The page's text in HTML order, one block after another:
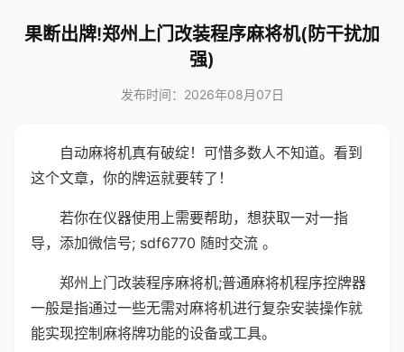
果断出牌!郑州上门改装程序麻将机(防干扰加
强)
发布时间：2026年08月07日
自动麻将机真有破绽！可惜多数人不知道。看到
这个文章，你的牌运就要转了！
若你在仪器使用上需要帮助，想获取一对一指
导，添加微信号; sdf6770 随时交流 。
郑州上门改装程序麻将机;普通麻将机程序控牌器
一般是指通过一些无需对麻将机进行复杂安装操作就
能实现控制麻将牌功能的设备或工具。